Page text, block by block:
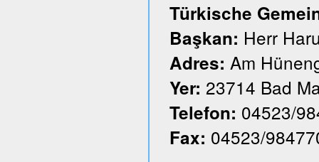
Türkische
Başkan: Herr
Adres: Am
Yer: 23714 Bad
Telefon: 04523/
Fax: 04523/